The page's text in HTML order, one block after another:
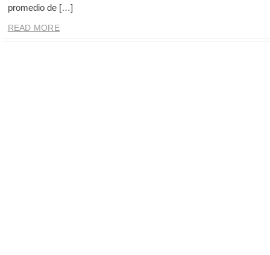
promedio de […]
READ MORE